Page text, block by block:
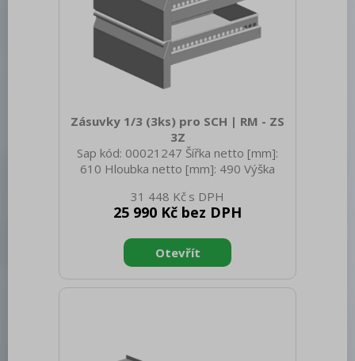
Zásuvky 1/3 (3ks) pro SCH | RM - ZS
3Z
Sap kód: 00021247 Šířka netto [mm]:
610 Hloubka netto [mm]: 490 Výška
10.00 Šířka brutto [mm]: 610 Hloubka
brutto [mm]: 610 Výška brutto [mm]:
Hloubka GN zařízení [mm]: 100
31 448 Kč
25 990 Kč bez DPH